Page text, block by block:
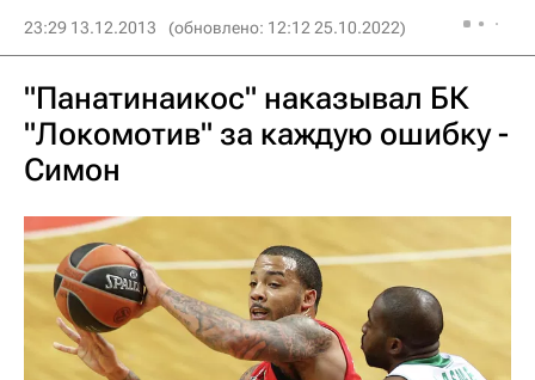
23:29 13.12.2013 (обновлено: 12:12 25.10.2022)
"Панатинаикос" наказывал БК
"Локомотив" за каждую ошибку -
Симон